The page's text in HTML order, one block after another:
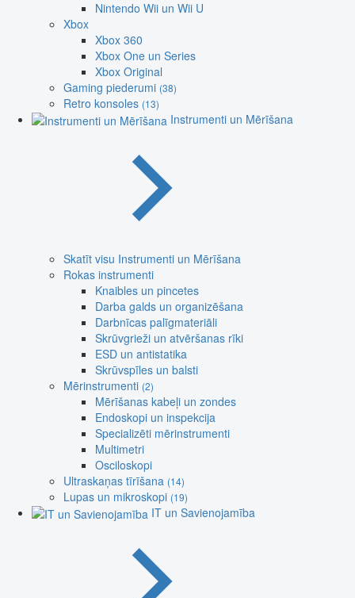
Nintendo Wii un Wii U
Xbox
Xbox 360
Xbox One un Series
Xbox Original
Gaming piederumi (38)
Retro konsoles (13)
Instrumenti un Mērīšana
Skatīt visu Instrumenti un Mērīšana
Rokas instrumenti
Knaibles un pincetes
Darba galds un organizēšana
Darbnīcas palīgmateriāli
Skrūvgrieži un atvēršanas rīki
ESD un antistatika
Skrūvspīles un balsti
Mērinstrumenti (2)
Mērīšanas kabeļi un zondes
Endoskopi un inspekcija
Specializēti mērinstrumenti
Multimetri
Osciloskopi
Ultraskaņas tīrīšana (14)
Lupas un mikroskopi (19)
IT un Savienojamība